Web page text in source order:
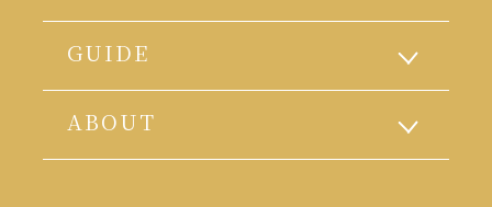
GUIDE
ABOUT